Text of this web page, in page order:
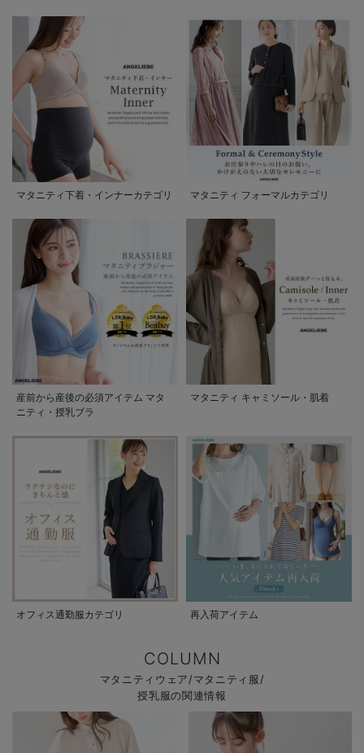
マタニティ下着・インナーカテゴリ マタニティ フォーマルカテゴリ
産前から産後の必須アイテム マタ
ニティ・授乳ブラ
マタニティ キャミソール・肌着
オフィス通勤服カテゴリ 再入荷アイテム
COLUMN
マタニティウェア/マタニティ服/
授乳服の関連情報